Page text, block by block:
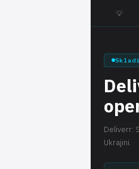
💡
Deliverr:
Ukrajini.